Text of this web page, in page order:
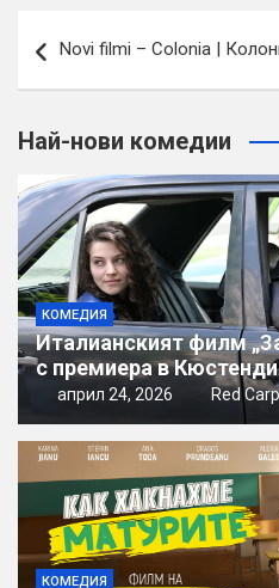
Novi filmi – Colonia |
Най-нови комедии
КОМЕДИЯ
Италианският филм
с премиера в
април 24, 2026 Red
КОМЕДИЯ